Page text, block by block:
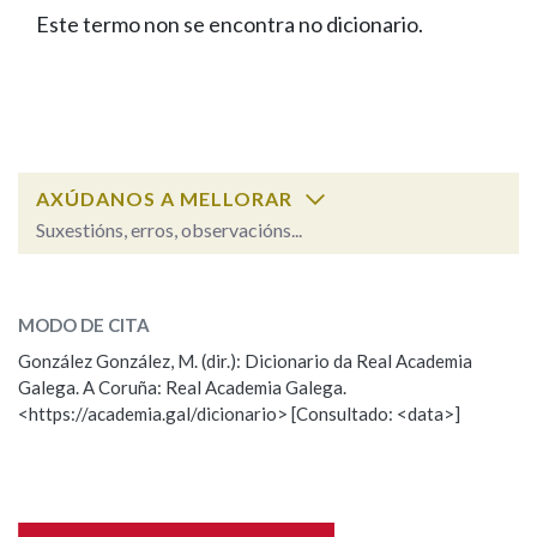
FIGURAS HOMENAXEADAS
PORTAL DAS PALABRAS
Facebook
TwitterYoutubeInstagram
Bluesky
BUSCAR NOS LEMAS
Remata por
BUSCAR NO CONTIDO
Nas definicións
Este termo non se encontra no dicionario.
AXÚDANOS A MELLORAR
Suxestións, erros, observacións...
Observación
Nome
MODO DE CITA
González González, M. (dir.): Dicionario da Real Academia
Galega. A Coruña: Real Academia Galega.
<https://academia.gal/dicionario> [Consultado: <data>]